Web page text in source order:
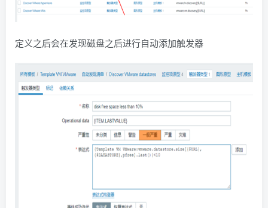
定义之后会在发现磁盘之后进行自动添加触发器